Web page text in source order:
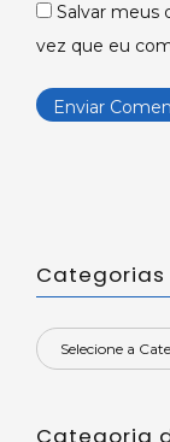
Salvar meus
vez que eu
Categorias